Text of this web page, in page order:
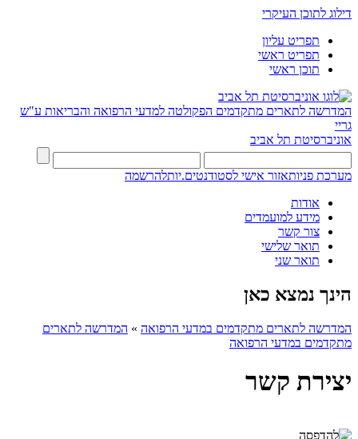
דילוג לתוכן העיקרי
תפריט עליון
תפריט ראשי
תוכן ראשי
המדרשה לתארים מתקדמים הפקולטה למדעי הרפואה והבריאות ע"ש
גריי
אוניברסיטת תל אביב
מערכת פניותאזור אישי לסטודנטים.יותלהרשמה
אודות
מידע למועמדים
צור קשר
תואר שלישי
תואר שני
הינך נמצא כאן
המדרשה לתארים מתקדמים במדעי הרפואה » המדרשה לתארים
מתקדמים במדעי הרפואה
יצירת קשר